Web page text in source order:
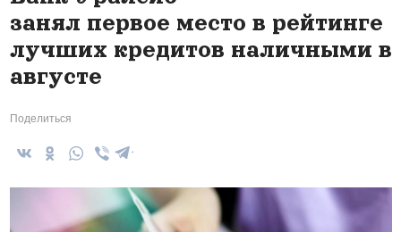
занял первое место в рейтинге
лучших кредитов наличными в
августе
Поделиться